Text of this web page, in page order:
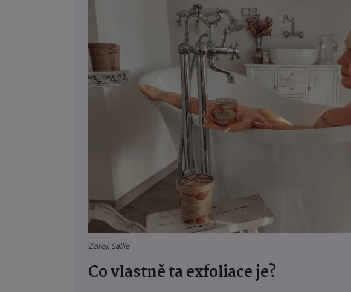
Zdroj: Sallie
Co vlastně ta exfoliace je?